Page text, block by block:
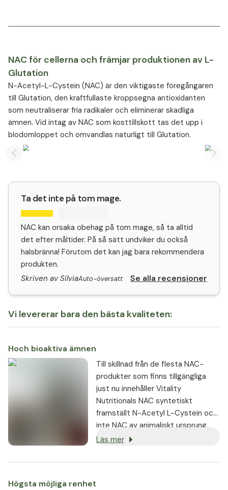
NAC för cellerna och främjar produktionen av L-
Glutation
N-Acetyl-L-Cystein (NAC) är den viktigaste föregångaren
till Glutation, den kraftfullaste kroppsegna antioxidanten
som neutraliserar fria radikaler och eliminerar skadliga
ämnen. Vid intag av NAC som kosttillskott tas det upp i
blodomloppet och omvandlas naturligt till Glutation.
Previous slide
Ta det inte på tom mage.
NAC kan orsaka obehag på tom mage, så ta alltid
det efter måltider. På så sätt undviker du också
halsbränna! Förutom det kan jag bara rekommendera
produkten.
Skriven av SilviaAuto-översatt Se alla recensioner
Vi levererar bara den bästa kvaliteten:
Hoch bioaktiva ämnen
Till skillnad från de flesta NAC-
produkter som finns tillgängliga
just nu innehåller Vitality
Nutritionals NAC syntetiskt
framställt N-Acetyl L-Cystein och
inte NAC av animaliskt ursprung,
som vanligtvis finns i prisvärda
Läs mer
Högsta möjliga renhet